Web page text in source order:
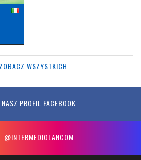
ZOBACZ WSZYSTKICH
NASZ PROFIL FACEBOOK
@INTERMEDIOLANCOM